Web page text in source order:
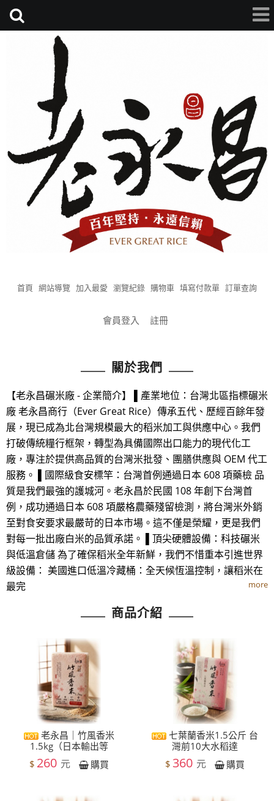
首頁 網站導覽 加入最愛 瀏覽紀錄 購物車 填寫付款單 訂單查詢
會員登入 註冊
關於我們
【老永昌碾米廠 - 企業簡介】 ▌產業地位：台灣北區指標碾米
廠 老永昌商行（Ever Great Rice）傳承五代、歷經百餘年發
展，現已成為北台灣規模最大的稻米加工與供應中心。我們
打破傳統糧行框架，轉型為具備國際出口能力的現代化工
廠，專注於提供高品質的台灣米批發、團膳供應與 OEM 代工
服務。 ▌國際級食安標竿：台灣首例通過日本 608 項藥檢 品
質是我們最強的護城河。老永昌於民國 108 年創下台灣首
例，成功通過日本 608 項嚴格農藥殘留檢測，將台灣米外銷
至對食安要求最嚴苛的日本市場。這不僅是榮耀，更是我們
對每一批出廠白米的品質承諾。 ▌頂尖硬體設備：科技碾米
與低溫倉儲 為了確保稻米全年新鮮，我們不惜重本引進世界
級設備： 美國進口低溫冷藏桶：全天候恆溫控制，讓稻米在
最完
more
商品介紹
老永昌｜竹風香米
1.5kg（日本輸出等
$ 260 元 購買
七葉蘭香米1.5公斤 台
灣前10大水稻達
$ 360 元 購買